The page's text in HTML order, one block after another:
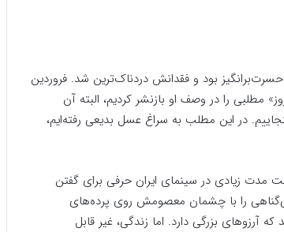
بود و فقدانش دردناک‌ترین شد. فروردین
مطلبی را در وصف او بازنشر کردیم، البته آن
به انگیزه 48‌امین زادروزش اینجاییم. در این مطلب به سراغ عسل بدیعی رفته‌ایم،
مدت زیادی در سینمای ایران حرفی برای گفتن
را با چشمان معصومش روی پرده‌های
آرزوهای بزرگی دارد. اما زندگی، غیر قابل